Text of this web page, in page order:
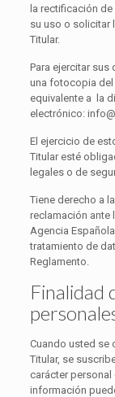
la rectificación
su uso o solicitar
Titular.
Para ejercitar sus
una fotocopia
equivalente a la
electrónico:
El ejercicio de
Titular esté
legales o de
Tiene derecho a
reclamación ante
Agencia
tratamiento de
Reglamento.
Finalidad
Cuando usted se
Titular, se
carácter personal
información